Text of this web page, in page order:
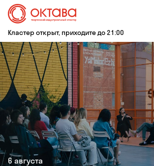
Кластер открыт, приходите до 21:00
6 августа